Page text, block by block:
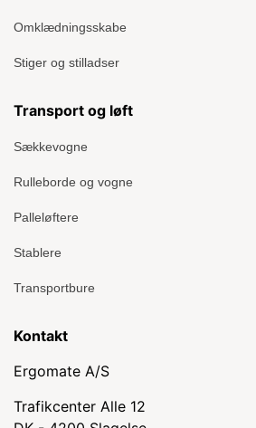
Omklædningsskabe
Stiger og stilladser
Transport og løft
Sækkevogne
Rulleborde og vogne
Palleløftere
Stablere
Transportbure
Kontakt
Ergomate A/S
Trafikcenter Alle 12